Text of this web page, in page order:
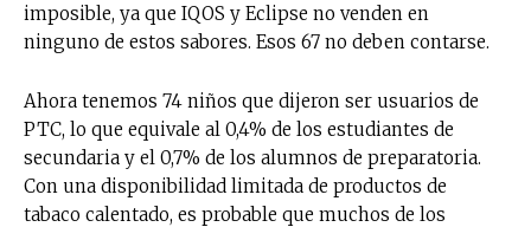
imposible, ya que IQOS y Eclipse no venden en
ninguno de estos sabores. Esos 67 no deben contarse.
Ahora tenemos 74 niños que dijeron ser usuarios de
PTC, lo que equivale al 0,4% de los estudiantes de
secundaria y el 0,7% de los alumnos de preparatoria.
Con una disponibilidad limitada de productos de
tabaco calentado, es probable que muchos de los